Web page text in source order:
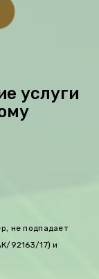
услуги
не подпадает
92163/17) и